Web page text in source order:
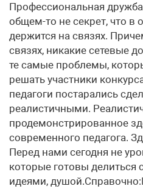
Профессиональная
общем-то не секрет, что в
держится на связях.
связях, никакие сетевые
те самые проблемы,
решать участники
педагоги постарались
реалистичными.
продемонстрированное
современного педагога.
Перед нами сегодня не
которые готовы делиться
идеями,